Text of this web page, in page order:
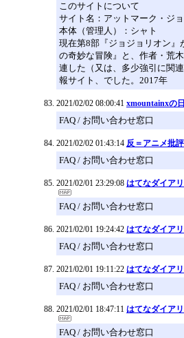
このサイトについて
サイト名：アットマーク・ジ
本体（管理人）：シャト
現在第8部『ジョジョリオン』
の奇妙な冒険』と、作者・荒
連した（又は、多少強引に関
報サイト、でした。2017年
2021/02/02 08:00:41 xmountainxの
FAQ / お問い合わせ窓口
2021/02/02 01:43:14 反＝アニメ批評
FAQ / お問い合わせ窓口
2021/02/01 23:29:08 はてなダイア
FAQ / お問い合わせ窓口
2021/02/01 19:24:42 はてなダイア
FAQ / お問い合わせ窓口
2021/02/01 19:11:22 はてなダイア
FAQ / お問い合わせ窓口
2021/02/01 18:47:11 はてなダイア
FAQ / お問い合わせ窓口